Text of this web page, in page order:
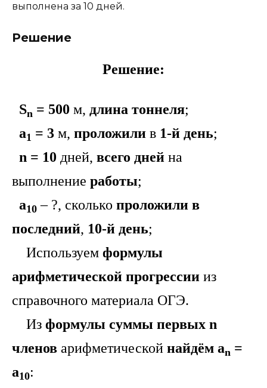
выполнена за 10 дней.
Решение
Решение:
Sn = 500 м, длина тоннеля;
а1 = 3 м, проложили в 1-й день;
n = 10 дней, всего дней на
выполнение работы;
а10 – ?, сколько проложили в
последний, 10-й день;
Используем формулы
арифметической прогрессии из
справочного материала ОГЭ.
Из формулы суммы первых n
членов арифметической найдём an =
а10: